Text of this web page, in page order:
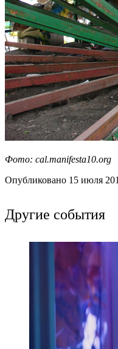
Фото: cal.manifesta10.org
Опубликовано 15 июля
Другие события